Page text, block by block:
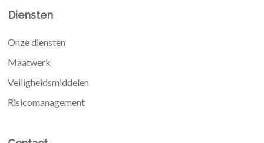
Diensten
Onze diensten
Maatwerk
Veiligheidsmiddelen
Risicomanagement